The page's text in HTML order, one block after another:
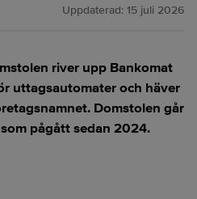
Uppdaterad: 15 juli 2026
river upp Bankomat
uttagsautomater och häver
Domstolen går
pågått sedan 2024.